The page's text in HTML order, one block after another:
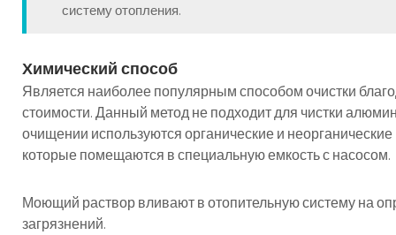
систему отопления.
Химический способ
Является наиболее популярным способом очистки
стоимости. Данный метод не подходит для чистки
очищении используются органические и
которые помещаются в специальную емкость с насосом.
Моющий раствор вливают в отопительную систему на
загрязнений.